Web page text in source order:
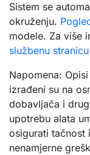
Sistem se
okruženju.
modele. Za više
službenu
Napomena:
izrađeni su na
dobavljača i
upotrebu alata
osigurati tačnost
nenamjerne